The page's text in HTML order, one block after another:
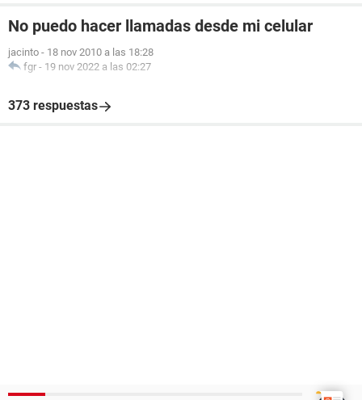
No puedo hacer llamadas desde mi celular
jacinto - 18 nov 2010 a las 18:28
fgr - 19 nov 2022 a las 02:27
373 respuestas